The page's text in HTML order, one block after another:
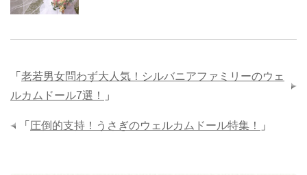
「 老若男女問わず大人気！シルバニアファミリーのウェ
ルカムドール7選！
」
「 圧倒的支持！うさぎのウェルカムドール特集！ 」